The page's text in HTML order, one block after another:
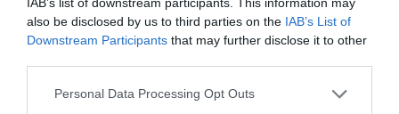
also be disclosed by us to third parties on the IAB’s List of
Downstream Participants that may further disclose it to other
Please note that this website/app uses one or more Google
Personal Data Processing Opt Outs
meglévő tető esetén pedig a szakember
egyszerűen eltávolítja a korábbi fedőanyagot és
a léceket és felhelyezi a Bramac Therm
szigetelést. Ezt követően visszakerülhetnek a